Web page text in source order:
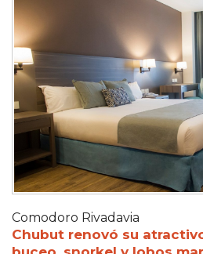
Comodoro Rivadavia
Chubut renovó su